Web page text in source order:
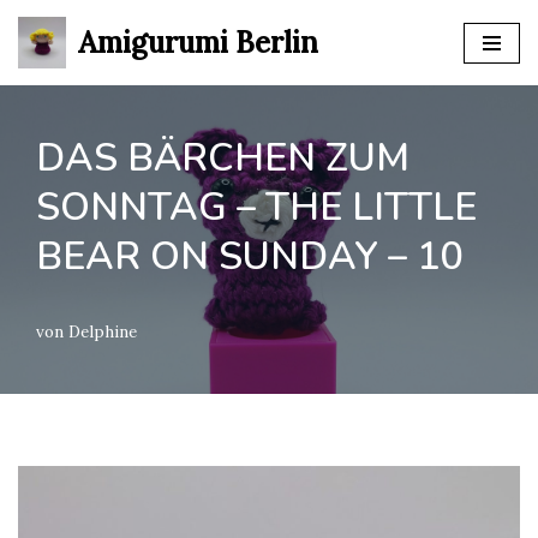
Zum
Inhalt
Amigurumi Berlin
DAS BÄRCHEN ZUM
SONNTAG – THE LITTLE
BEAR ON SUNDAY – 10
von Delphine